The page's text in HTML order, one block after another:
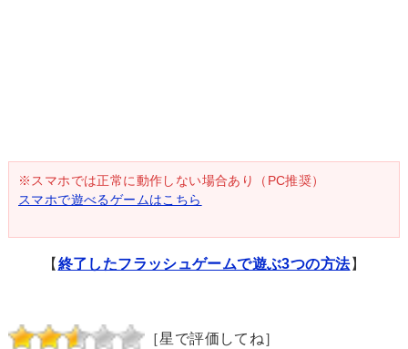
※スマホでは正常に動作しない場合あり（PC推奨）
スマホで遊べるゲームはこちら
【 終了したフラッシュゲームで遊ぶ3つの方法】
［星で評価してね］